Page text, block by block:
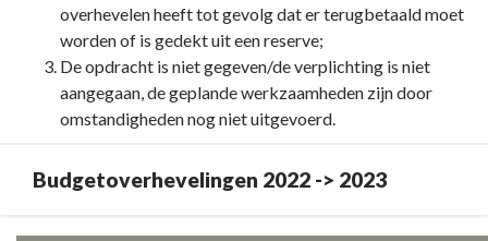
Verklaring
categorieën:
overhevelen heeft tot gevolg dat er terugbetaald moet
worden of is gedekt uit een reserve;
De opdracht is niet gegeven/de verplichting is niet
aangegaan, de geplande werkzaamheden zijn door
omstandigheden nog niet uitgevoerd.
Budgetoverhevelingen 2022 -> 2023